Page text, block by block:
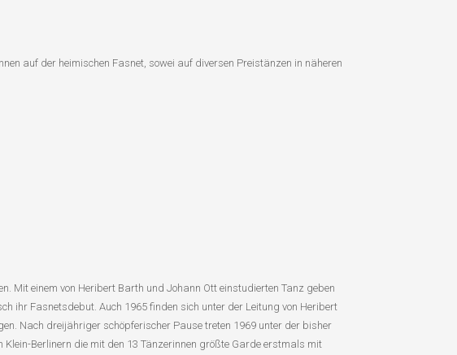
auf der heimischen Fasnet, sowei auf diversen Preistänzen in näheren
Mit einem von Heribert Barth und Johann Ott einstudierten Tanz geben
ihr Fasnetsdebut. Auch 1965 finden sich unter der Leitung von Heribert
Nach dreijähriger schöpferischer Pause treten 1969 unter der bisher
Berlinern die mit den 13 Tänzerinnen größte Garde erstmals mit